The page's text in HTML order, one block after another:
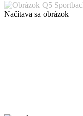
Načítava sa obrázok